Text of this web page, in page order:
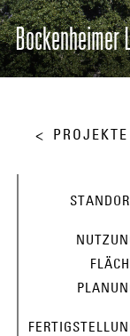
Bockenheimer
PROJEKTE